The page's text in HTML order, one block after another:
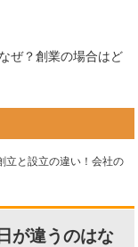
ぜ？創業の場合はど
立と設立の違い！会社の
が違うのはな